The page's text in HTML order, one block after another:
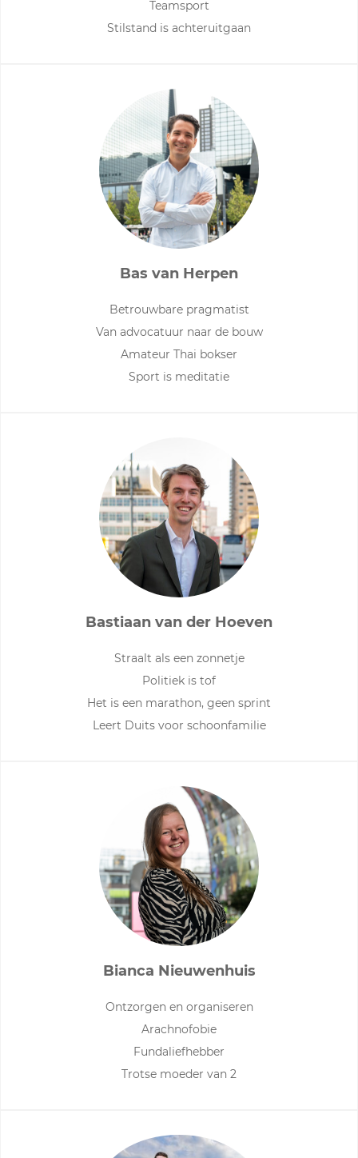
Teamsport
Stilstand is achteruitgaan
Bas van Herpen
Betrouwbare pragmatist
Van advocatuur naar de bouw
Amateur Thai bokser
Sport is meditatie
Bastiaan van der Hoeven
Straalt als een zonnetje
Politiek is tof
Het is een marathon, geen sprint
Leert Duits voor schoonfamilie
Bianca Nieuwenhuis
Ontzorgen en organiseren
Arachnofobie
Fundaliefhebber
Trotse moeder van 2